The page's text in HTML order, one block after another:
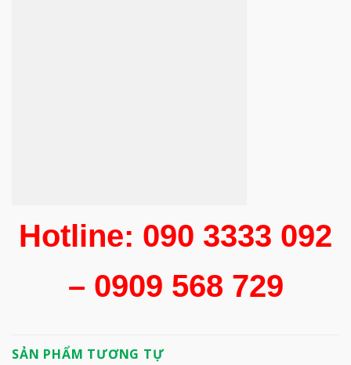
Hotline: 090 3333 092
– 0909 568 729
SẢN PHẨM TƯƠNG TỰ